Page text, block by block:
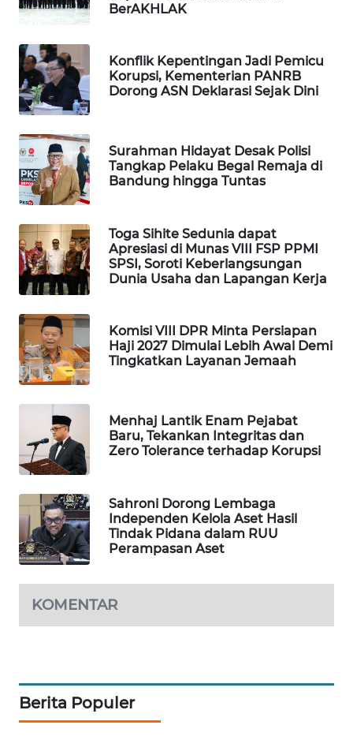
BerAKHLAK
Konflik Kepentingan Jadi Pemicu
Korupsi, Kementerian PANRB
Dorong ASN Deklarasi Sejak Dini
Surahman Hidayat Desak Polisi
Tangkap Pelaku Begal Remaja di
Bandung hingga Tuntas
Toga Sihite Sedunia dapat
Apresiasi di Munas VIII FSP PPMI
SPSI, Soroti Keberlangsungan
Dunia Usaha dan Lapangan Kerja
Komisi VIII DPR Minta Persiapan
Haji 2027 Dimulai Lebih Awal Demi
Tingkatkan Layanan Jemaah
Menhaj Lantik Enam Pejabat
Baru, Tekankan Integritas dan
Zero Tolerance terhadap Korupsi
Sahroni Dorong Lembaga
Independen Kelola Aset Hasil
Tindak Pidana dalam RUU
Perampasan Aset
KOMENTAR
Berita Populer
TRAVEL
WAHANA
TV
WAHANANEWS
ID
WAHANANEWS
CO ID
WAHANANEWS
NET
WAHANA
SPORT
WAHANA
UMKM
WAHANA
SELEB
WAHANA
PERSONA
WAHANA
DESA
WISATA